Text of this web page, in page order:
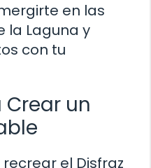
en las
la Laguna y
con tu
un
el Disfraz